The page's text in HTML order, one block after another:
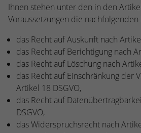
Ihnen stehen unter den in den
Voraussetzungen die nachfolgenden
das Recht auf Auskunft nach
das Recht auf Berichtigung nach
das Recht auf Löschung nach
das Recht auf Einschränkung der
Artikel 18 DSGVO,
das Recht auf
DSGVO,
das Widerspruchsrecht nach